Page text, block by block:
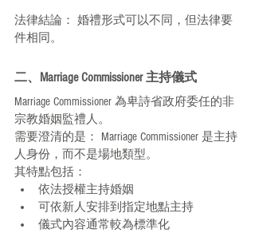
法律結論： 婚禮形式可以不同，但法律要
件相同。
二、Marriage Commissioner 主持儀式
Marriage Commissioner 為卑詩省政府委任的非
宗教婚姻監禮人。
需要澄清的是： Marriage Commissioner 是主持
人身份，而不是場地類型。
其特點包括：
依法授權主持婚姻
可依新人安排到指定地點主持
儀式內容通常較為標準化